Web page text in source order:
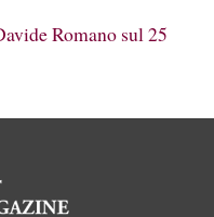
Romano sul 25